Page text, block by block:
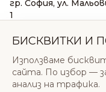
гр. София, ул.
1
Нед: 11:00 – 18:00
БИСКВИТКИ И
Използваме
сайта. По избор —
анализ на трафика.